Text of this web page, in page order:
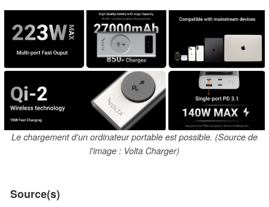
Le chargement d'un ordinateur portable est possible. (Source de
l'image : Volta Charger)
Source(s)